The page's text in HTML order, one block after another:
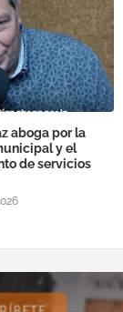
aboga por la
y el
de servicios